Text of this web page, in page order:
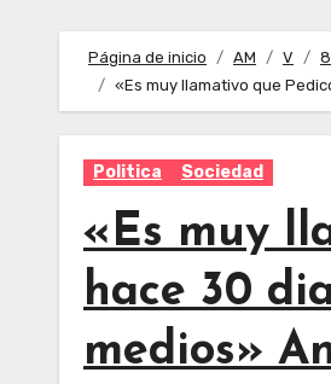
Página de inicio AM V
8
«Es muy llamativo que
Politica Sociedad
«Es muy
hace 30
medios»